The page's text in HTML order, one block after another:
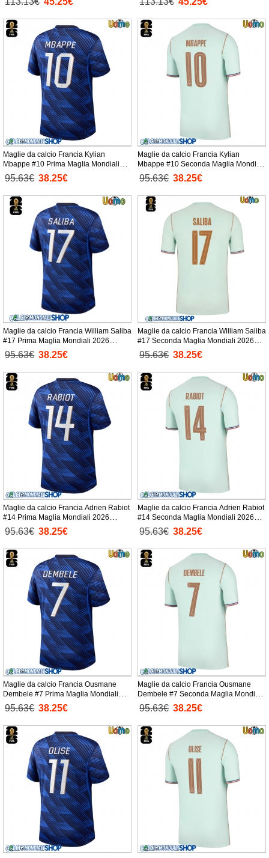
Maglie da calcio Francia Kylian
Mbappe #10 Prima Maglia Mondiali
2026 Manica Corta
95.63€ 38.25€
Maglie da calcio Francia Kylian
Mbappe #10 Seconda Maglia Mondiali
2026 Manica Corta
95.63€ 38.25€
Maglie da calcio Francia William Saliba
#17 Prima Maglia Mondiali 2026
Manica Corta
95.63€ 38.25€
Maglie da calcio Francia William Saliba
#17 Seconda Maglia Mondiali 2026
Manica Corta
95.63€ 38.25€
Maglie da calcio Francia Adrien Rabiot
#14 Prima Maglia Mondiali 2026
Manica Corta
95.63€ 38.25€
Maglie da calcio Francia Adrien Rabiot
#14 Seconda Maglia Mondiali 2026
Manica Corta
95.63€ 38.25€
Maglie da calcio Francia Ousmane
Dembele #7 Prima Maglia Mondiali
2026 Manica Corta
95.63€ 38.25€
Maglie da calcio Francia Ousmane
Dembele #7 Seconda Maglia Mondiali
2026 Manica Corta
95.63€ 38.25€